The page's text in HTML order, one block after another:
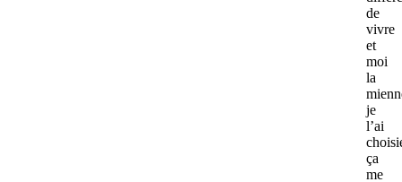
de
vivre
et
moi
la
je
l’ai
ça
me